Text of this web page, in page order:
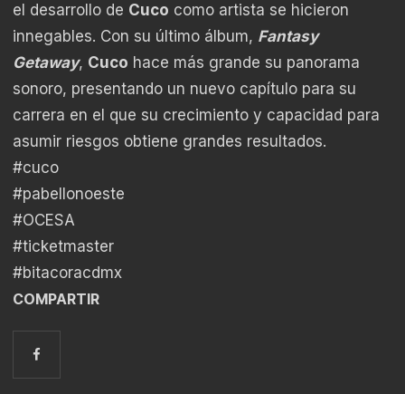
el desarrollo de Cuco como artista se hicieron
innegables. Con su último álbum, Fantasy
Getaway, Cuco hace más grande su panorama
sonoro, presentando un nuevo capítulo para su
carrera en el que su crecimiento y capacidad para
asumir riesgos obtiene grandes resultados.
#cuco
#pabellonoeste
#OCESA
#ticketmaster
#bitacoracdmx
COMPARTIR